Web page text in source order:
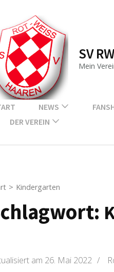
SV
Mein
NEWS
DER VEREIN
> Kindergarten
am 26. Mai 2022 /